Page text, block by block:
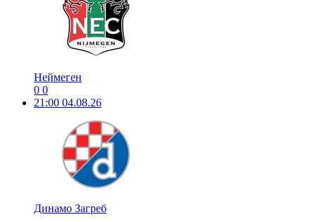
Неймеген
0 0
21:00 04.08.26
Динамо Загреб